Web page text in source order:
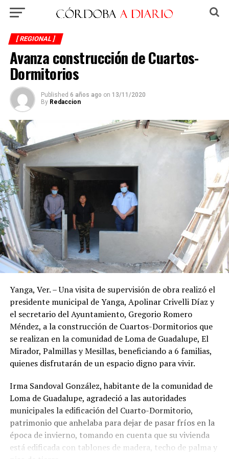
[ REGIONAL ]
Avanza construcción de Cuartos-
Dormitorios
Published 6 años ago on 13/11/2020
By Redaccion
Yanga, Ver. – Una visita de supervisión de obra realizó el
presidente municipal de Yanga, Apolinar Crivelli Díaz y
el secretario del Ayuntamiento, Gregorio Romero
Méndez, a la construcción de Cuartos-Dormitorios que
se realizan en la comunidad de Loma de Guadalupe, El
Mirador, Palmillas y Mesillas, beneficiando a 6 familias,
quienes disfrutarán de un espacio digno para vivir.
Irma Sandoval González, habitante de la comunidad de
Loma de Guadalupe, agradeció a las autoridades
municipales la edificación del Cuarto-Dormitorio,
patrimonio que anhelaba para dejar de pasar fríos en la
época de invierno, tomando en cuenta que su vivienda
está edificada con tablones de madera, techo de palma y